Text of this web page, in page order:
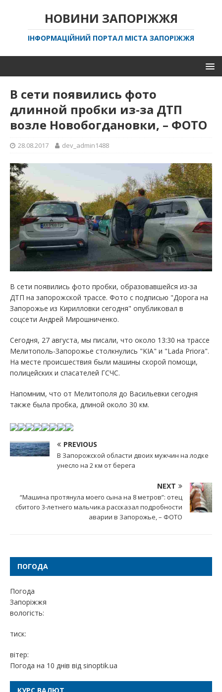
НОВИНИ ЗАПОРІЖЖЯ
ІНФОРМАЦІЙНИЙ ПОРТАЛ МІСТА ЗАПОРІЖЖЯ
В сети появились фото
длинной пробки из-за ДТП
возле Новобогдановки, – ФОТО
28.08.2017 dev_admin1488
В сети появились фото пробки, образовавшейся из-за
ДТП на запорожской трассе. Фото с подписью "Дорога на
Запорожье из Кирилловки сегодня" опубликовал в
соцсети Андрей Мирошниченко.
Сегодня, 27 августа, мы писали, что около 13:30 на трассе
Мелитополь-Запорожье столкнулись "KIA" и "Lada Priora".
На месте происшествия были машины скорой помощи,
полицейских и спасателей ГСЧС.
Напомним, что от Мелитополя до Васильевки сегодня
также была пробка, длиной около 30 км.
PREVIOUS
В Запорожской области двоих мужчин на лодке
унесло на 2 км от берега
NEXT
“Машина протянула моего сына на 8 метров”: отец
сбитого 3-летнего мальчика рассказал подробности
аварии в Запорожье, – ФОТО
ПОГОДА
Погода
Запоріжжя
вологість:
тиск:
вітер:
Погода на 10 днів від sinoptik.ua